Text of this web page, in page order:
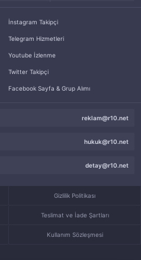
İnstagram Takipçi
Telegram Hizmetleri
Youtube İzlenme
Twitter Takipçi
Facebook Sayfa & Grup Alımı
reklam@r10.net
hukuk@r10.net
detay@r10.net
Gizlilik Politikası
Teslimat ve İade Şartları
Kullanım Sözleşmesi